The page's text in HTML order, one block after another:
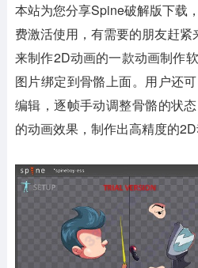
本站为您分享Spine破解版下载
费激活使用，有需要的朋友赶
来制作2D动画的一款动画制作
图片绑定到骨骼上面。用户还
编辑，逐帧手动调整骨骼的状
的动画效果，制作出高精度的2D